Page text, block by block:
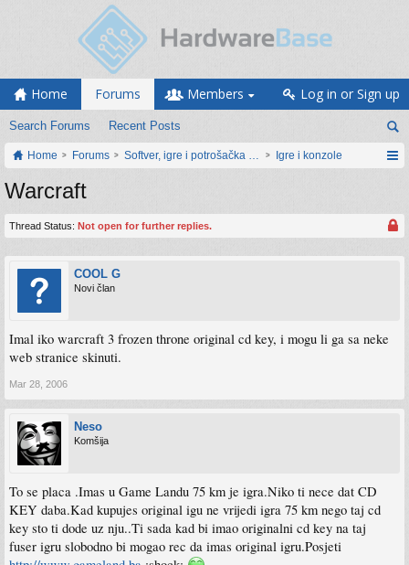
Home Forums
Search Forums Recent Posts
Members Log in or Sign up
Home Forums Softver, igre i potrošačka elektronikaIgre i konzole
Warcraft
Thread Status: Not open for further replies.
COOL G
Novi član
Imal iko warcraft 3 frozen throne original cd key, i mogu li ga sa neke
web stranice skinuti.
Mar 28, 2006
Neso
Komšija
To se placa .Imas u Game Landu 75 km je igra.Niko ti nece dat CD
KEY daba.Kad kupujes original igu ne vrijedi igra 75 km nego taj cd
key sto ti dode uz nju..Ti sada kad bi imao originalni cd key na taj
fuser igru slobodno bi mogao rec da imas original igru.Posjeti